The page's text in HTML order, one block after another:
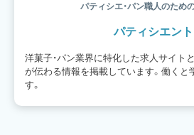
パティシエ・パン職人のため
パティシエント
洋菓子・パン業界に特化した求人サイト
が伝わる情報を掲載しています。働くと
す。